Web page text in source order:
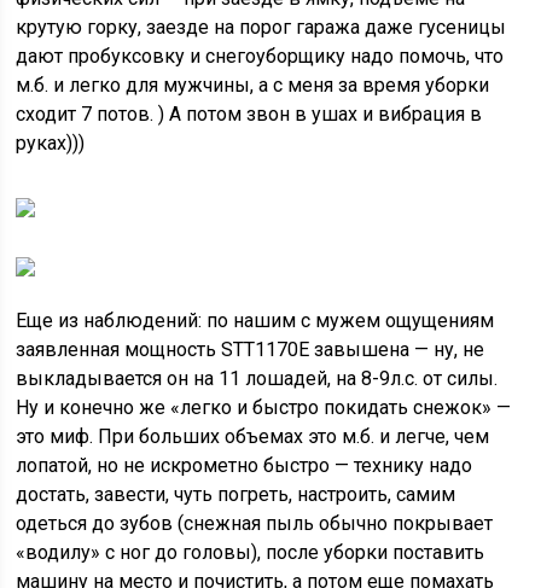
крутую горку, заезде на порог гаража даже гусеницы
дают пробуксовку и снегоуборщику надо помочь, что
м.б. и легко для мужчины, а с меня за время уборки
сходит 7 потов. ) А потом звон в ушах и вибрация в
руках)))
Еще из наблюдений: по нашим с мужем ощущениям
заявленная мощность STT1170E завышена — ну, не
выкладывается он на 11 лошадей, на 8-9л.с. от силы.
Ну и конечно же «легко и быстро покидать снежок» —
это миф. При больших объемах это м.б. и легче, чем
лопатой, но не искрометно быстро — технику надо
достать, завести, чуть погреть, настроить, самим
одеться до зубов (снежная пыль обычно покрывает
«водилу» с ног до головы), после уборки поставить
машину на место и почистить, а потом еще помахать